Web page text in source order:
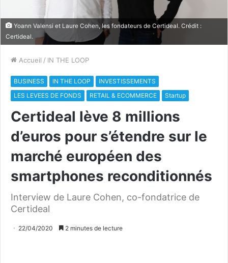
Yoann Valensi et Laure Cohen, les fondateurs de Certideal. Crédit :
Certideal.
Accueil / IN THE LOOP
BUSINESS IN THE LOOP
INVESTISSEMENTS
LES LEVEES DE FONDS
RETAIL & ECOMMERCE Startup
Certideal lève 8 millions
d’euros pour s’étendre sur le
marché européen des
smartphones reconditionnés
Interview de Laure Cohen, co-fondatrice de
Certideal
22/04/2020 2 minutes de lecture